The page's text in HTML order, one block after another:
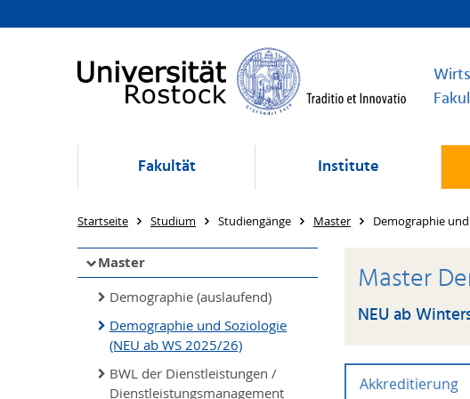
Fakultät Institute
Startseite Studium Studiengänge Master Demographie und
Master
Demographie (auslaufend)
Demographie und Soziologie
(NEU ab WS 2025/26)
BWL der Dienstleistungen /
Dienstleistungsmanagement
Master
NEU ab
Akkreditierung